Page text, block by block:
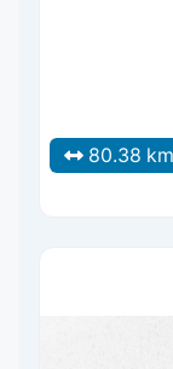
80.38 km